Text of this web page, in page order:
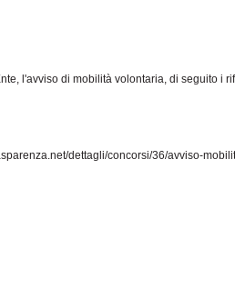
l'avviso di mobilità volontaria, di seguito i
dettagli/concorsi/36/avviso-